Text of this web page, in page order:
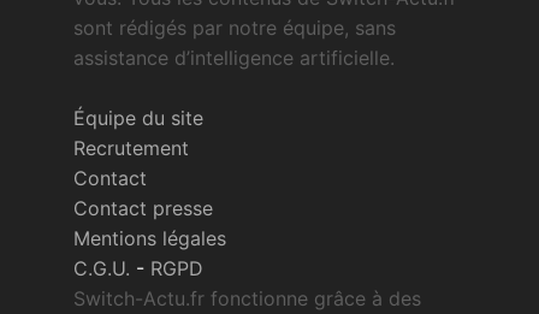
sont rédigés par notre équipe, sans
assistance d’intelligence artificielle.
Équipe du site
Recrutement
Contact
Contact presse
Mentions légales
C.G.U. - RGPD
Switch-Actu.fr fonctionne grâce à des